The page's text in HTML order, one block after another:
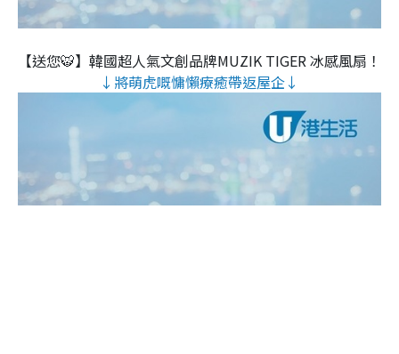
【送您🐯】韓國超人氣文創品牌MUZIK TIGER 冰感風扇！
↓將萌虎嘅慵懶療癒帶返屋企↓